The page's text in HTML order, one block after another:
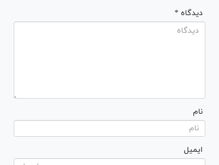
* دیدگاه
نام
ایمیل